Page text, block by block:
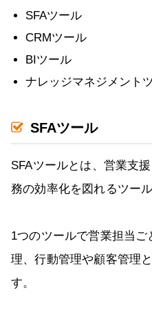
SFAツール
CRMツール
BIツール
ナレッジマネジメント
SFAツール
SFAツールとは、営業支
務の効率化を図れるツール
1つのツールで営業担当
理、行動管理や顧客管理
す。